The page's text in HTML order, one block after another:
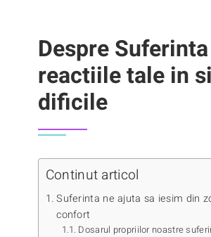
Despre
reactiile tale in
dificile
Continut articol
Suferinta ne ajuta sa iesim din
confort
Dosarul propriilor noastre